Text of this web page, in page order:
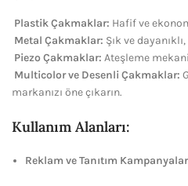
Plastik Çakmaklar: Hafif ve
Metal Çakmaklar: Şık ve
Piezo Çakmaklar: Ateşleme
Multicolor ve Desenli Çakmaklar:
markanızı öne çıkarın.
Kullanım Alanları:
Reklam ve Tanıtım